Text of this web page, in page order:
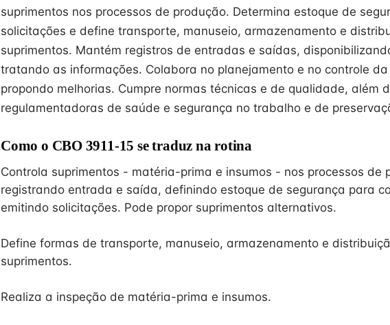
suprimentos nos processos de produção. Determina estoque de
solicitações e define transporte, manuseio, armazenamento e
suprimentos. Mantém registros de entradas e saídas,
tratando as informações. Colabora no planejamento e no controle
propondo melhorias. Cumpre normas técnicas e de qualidade, além
regulamentadoras de saúde e segurança no trabalho e de
Como o CBO 3911-15 se traduz na rotina
Controla suprimentos - matéria-prima e insumos - nos processos de
registrando entrada e saída, definindo estoque de segurança para
emitindo solicitações. Pode propor suprimentos alternativos.
Define formas de transporte, manuseio, armazenamento e
suprimentos.
Realiza a inspeção de matéria-prima e insumos.